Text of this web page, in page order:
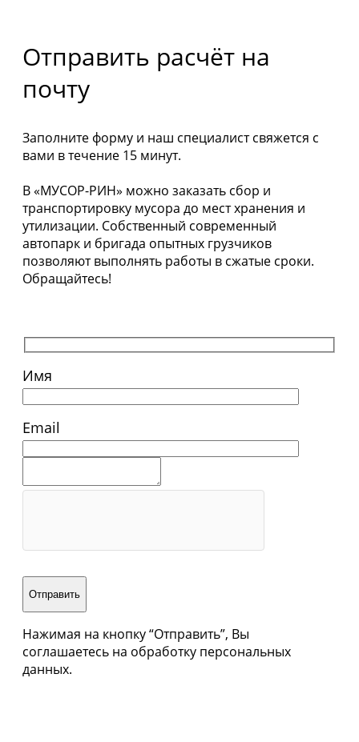
Отправить расчёт на
почту
Заполните форму и наш специалист свяжется с
вами в течение 15 минут.
В «МУСОР-РИН» можно заказать сбор и
транспортировку мусора до мест хранения и
утилизации. Собственный современный
автопарк и бригада опытных грузчиков
позволяют выполнять работы в сжатые сроки.
Обращайтесь!
Имя
Email
Отправить
Нажимая на кнопку “Отправить”, Вы
соглашаетесь на обработку персональных
данных.